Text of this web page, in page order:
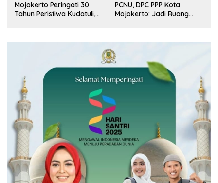
Mojokerto Peringati 30
Tahun Peristiwa Kudatuli,
PCNU, DPC PPP Kota
Mojokerto: Jadi Ruang